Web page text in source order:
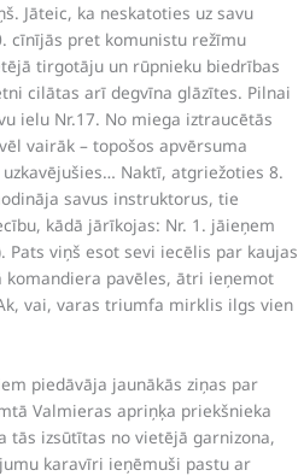
Jāteic, ka neskatoties uz savu
cīnījās pret komunistu režīmu
tirgotāju un rūpnieku biedrības
cilātas arī degvīna glāzītes. Pilnai
ielu Nr.17. No miega iztraucētās
vairāk – topošos apvērsuma
Naktī, atgriežoties 8.
savus instruktorus, tie
kādā jārīkojas: Nr. 1. jāieņem
viņš esot sevi iecēlis par kaujas
pavēles, ātri ieņemot
vai, varas triumfa mirklis ilgs vien
piedāvāja jaunākās ziņas par
Valmieras apriņķa priekšnieka
tās izsūtītas no vietējā garnizona,
karavīri ieņēmuši pastu ar